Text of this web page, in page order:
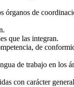
órganos de
que las integran.
de
de trabajo en los
con carácter